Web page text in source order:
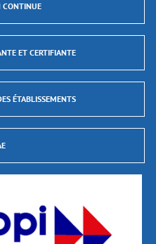
CONTINUE
ET CERTIFIANTE
ÉTABLISSEMENTS